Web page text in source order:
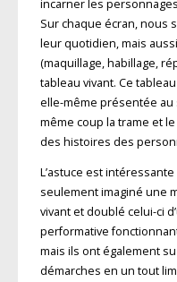
incarner les
Sur chaque écran, nous
leur quotidien, mais
(maquillage, habillage,
tableau vivant. Ce
elle-même présentée au
même coup la trame et
des histoires des
L’astuce est
seulement imaginé une
vivant et doublé celui-ci
performative
mais ils ont également
démarches en un tout